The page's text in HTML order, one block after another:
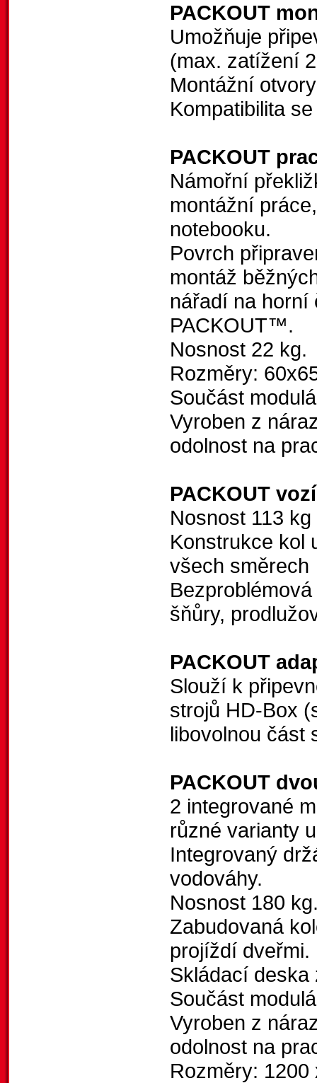
PACKOUT
Umožňuje
(max. zatížení
Montážní
Kompatibilita
PACKOUT
Námořní
montážní
notebooku.
Povrch
montáž
nářadí na horní
PACKOUT™.
Nosnost 22 kg.
Rozměry:
Součást
Vyroben z
odolnost na
PACKOUT
Nosnost 113 kg
Konstrukce kol
všech směrech
šňůry,
PACKOUT
Slouží k
strojů HD-Box
libovolnou část
PACKOUT
2 integrované
různé varianty
Integrovaný
vodováhy.
Nosnost 180
Zabudovaná
projíždí dveřmi.
Skládací deska
Součást
Vyroben z
odolnost na
Rozměry: